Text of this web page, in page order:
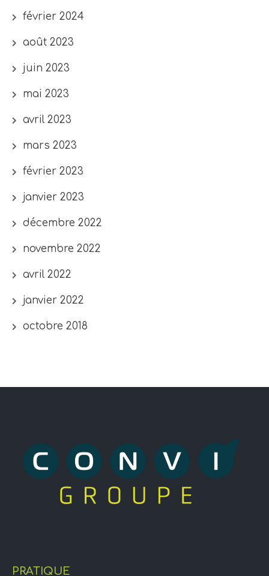
février 2024
août 2023
juin 2023
mai 2023
avril 2023
mars 2023
février 2023
janvier 2023
décembre 2022
novembre 2022
avril 2022
janvier 2022
octobre 2018
PRATIQUE